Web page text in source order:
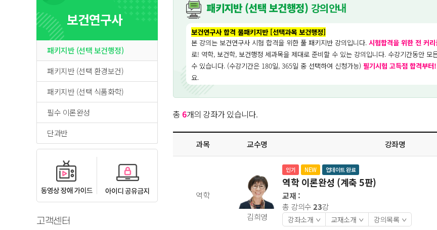
보건연구사
패키지반 (선택 보건행정)
패키지반 (선택 환경보건)
패키지반 (선택 식품화학)
필수 이론완성
단과반
고객센터
패키지반 (선택 보건행정) 강의안내
보건연구사 합격 풀패키지반 [선택과목 보건행정]
본 강의는 보건연구사 시험 합격을 위한 풀 패키지반 강의입니다. 시험합격을 위한 전 커
로! 역학, 보건학, 보건행정 세과목을 제대로 준비할 수 있는 강의입니다. 수강기간동안 모
수 있습니다. (수강기간은 180일, 365일 중 선택하여 신청가능) 필기시험 고득점 합격부
요.
총 6개의 강좌가 있습니다.
과목 교수명 강좌명
역학
김희영
인기 NEW 업데이트 완료
역학 이론완성 (계축 5판)
교재 :
총 강의수23강
강좌소개> 교재소개> 강의목록>